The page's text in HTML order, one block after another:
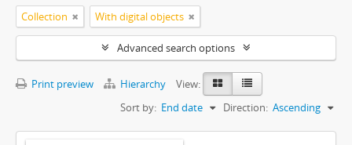
Collection With digital objects
Advanced search options
Print preview Hierarchy
View:
Sort by: End date Direction: Ascending